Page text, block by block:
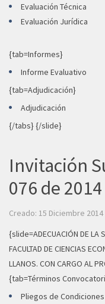
Evaluación Técnica
Evaluación Jurídica
{tab=Informes}
Informe Evaluativo
{tab=Adjudicación}
Adjudicación
{/tabs} {/slide}
Invitación
076 de 2014
Creado: 15 Diciembre 2014
{slide=ADECUACIÓN DE LA
FACULTAD DE CIENCIAS
LLANOS. CON CARGO AL
{tab=Términos
Pliegos de Condiciones